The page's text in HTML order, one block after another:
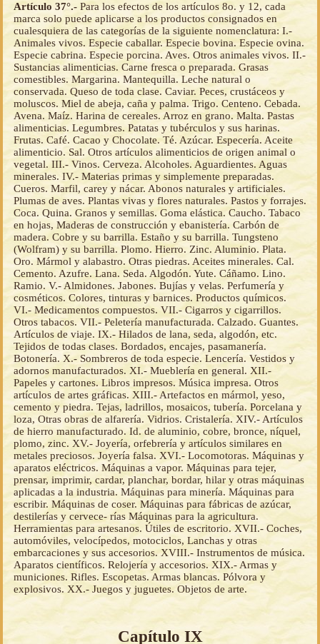
Artículo 37°.- Para los efectos de los artículos 8o. y 12, cada
marca solo puede aplicarse a los productos consignados en
cualesquiera de las categorías de la siguiente nomenclatura: I.-
Animales vivos. Especie caballar. Especie bovina. Especie ovina.
Especie cabrina. Especie porcina. Aves. Otros animales vivos. II.-
Sustancias alimenticias. Carne fresca o preparada. Grasas
comestibles. Margarina. Mantequilla. Leche natural o
conservada. Queso de toda clase. Caviar. Peces, crustáceos y
moluscos. Miel de abeja, caña y palma. Trigo. Centeno. Cebada.
Avena. Maíz. Harina de cereales. Arroz en grano. Malta. Pastas
alimenticias. Legumbres. Patatas y tubérculos y sus harinas.
Frutas. Café. Cacao y Chocolate. Té. Azúcar. Especería. Aceite
alimenticio. Sal. Otros artículos alimenticios de origen animal o
vegetal. III.- Vinos. Cerveza. Alcoholes. Aguardientes. Aguas
minerales. IV.- Materias primas y simplemente preparadas.
Cueros. Marfil, carey y nácar. Abonos naturales y artificiales.
Plumas de aves. Plantas vivas y flores naturales. Pastos y forrajes.
Coca. Quina. Granos y semillas. Goma elástica. Caucho. Tabaco
en hojas, Maderas de construcción y ebanistería. Carbón de
madera. Cobre y su barrilla. Estaño y su barrilla. Tungsteno
(Wolfram) y su barrilla. Plomo. Hierro. Zinc. Aluminio. Plata.
Oro. Mármol y alabastro. Otras piedras. Aceites minerales. Cal.
Cemento. Azufre. Lana. Seda. Algodón. Yute. Cáñamo. Lino.
Ramio. V.- Almidones. Jabones. Bujías y velas. Perfumería y
cosméticos. Colores, tinturas y barnices. Productos químicos.
VI.- Medicamentos compuestos. VII.- Cigarros y cigarrillos.
Otros tabacos. VII.- Peletería manufacturada. Calzado. Guantes.
Artículos de viaje. IX.- Hilados de lana, seda, algodón, etc.
Tejidos de todas clases. Bordados, encajes, pasamanería.
Botonería. X.- Sombreros de toda especie. Lencería. Vestidos y
adornos manufacturados. XI.- Mueblería en general. XII.-
Papeles y cartones. Libros impresos. Música impresa. Otros
artículos de artes gráficas. XIII.- Artefactos en mármol, yeso,
cemento y piedra. Tejas, ladrillos, mosaicos, tubería. Porcelana y
loza, Otras obras de alfarería. Vidrios. Cristalería. XIV.- Artículos
de hierro manufacturado. Id. de aluminio, cobre, bronce, níquel,
plomo, zinc. XV.- Joyería, orfebrería y artículos similares en
metales preciosos. Joyería falsa. XVI.- Locomotoras. Máquinas y
aparatos eléctricos. Máquinas a vapor. Máquinas para tejer,
prensar, imprimir, cardar, planchar, bordar, hilar y otras máquinas
aplicadas a la industria. Máquinas para minería. Máquinas para
escribir. Máquinas de coser. Máquinas para fábricas de azúcar,
destilerías y cervece- rías Máquinas para la agricultura.
Herramientas para artesanos. Útiles de escritorio. XVII.- Coches,
automóviles, velocípedos, motociclos, Lanchas y otras
embarcaciones y sus accesorios. XVIII.- Instrumentos de música.
Aparatos científicos. Relojería y accesorios. XIX.- Armas y
municiones. Rifles. Escopetas. Armas blancas. Pólvora y
explosivos. XX.- Juegos y juguetes. Objetos de arte.
Capítulo IX